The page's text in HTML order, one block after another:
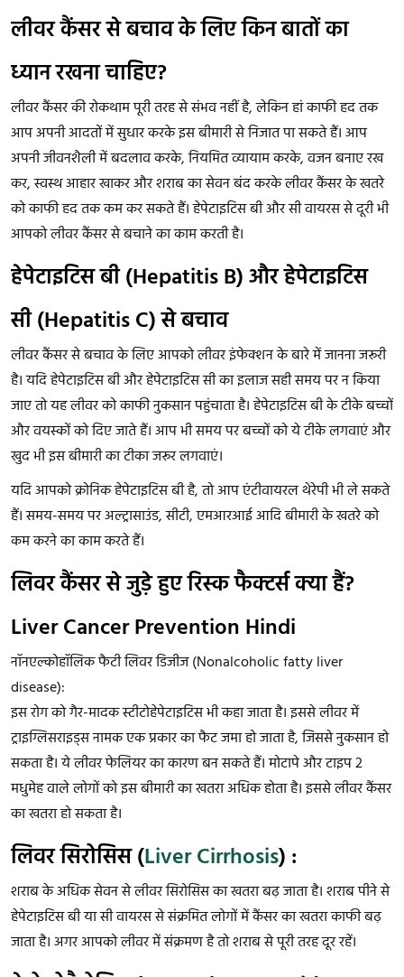
लीवर कैंसर से बचाव के लिए किन बातों का
ध्यान रखना चाहिए?
लीवर कैंसर की रोकथाम पूरी तरह से संभव नहीं है, लेकिन हां काफी हद तक
आप अपनी आदतों में सुधार करके इस बीमारी से निजात पा सकते हैं। आप
अपनी जीवनशैली में बदलाव करके, नियमित व्यायाम करके, वजन बनाए रख
कर, स्वस्थ आहार खाकर और शराब का सेवन बंद करके लीवर कैंसर के खतरे
को काफी हद तक कम कर सकते हैं। हेपेटाइटिस बी और सी वायरस से दूरी भी
आपको लीवर कैंसर से बचाने का काम करती है।
हेपेटाइटिस बी (Hepatitis B) और हेपेटाइटिस
सी (Hepatitis C) से बचाव
लीवर कैंसर से बचाव के लिए आपको लीवर इंफेक्शन के बारे में जानना जरूरी
है। यदि हेपेटाइटिस बी और हेपेटाइटिस सी का इलाज सही समय पर न किया
जाए तो यह लीवर को काफी नुकसान पहुंचाता है। हेपेटाइटिस बी के टीके बच्चों
और वयस्कों को दिए जाते हैं। आप भी समय पर बच्चों को ये टीके लगवाएं और
खुद भी इस बीमारी का टीका जरूर लगवाएं।
यदि आपको क्रोनिक हेपेटाइटिस बी है, तो आप एंटीवायरल थेरेपी भी ले सकते
हैं। समय-समय पर अल्ट्रासाउंड, सीटी, एमआरआई आदि बीमारी के खतरे को
कम करने का काम करते हैं।
लिवर कैंसर से जुड़े हुए रिस्क फैक्टर्स क्या हैं?
Liver Cancer Prevention Hindi
नॉनएल्कोहॉलिक फैटी लिवर डिजीज (Nonalcoholic fatty liver
disease):
इस रोग को गैर-मादक स्टीटोहेपेटाइटिस भी कहा जाता है। इससे लीवर में
ट्राइग्लिसराइड्स नामक एक प्रकार का फैट जमा हो जाता है, जिससे नुकसान हो
सकता है। ये लीवर फेलियर का कारण बन सकते हैं। मोटापे और टाइप 2
मधुमेह वाले लोगों को इस बीमारी का खतरा अधिक होता है। इससे लीवर कैंसर
का खतरा हो सकता है।
लिवर सिरोसिस (Liver Cirrhosis) :
शराब के अधिक सेवन से लीवर सिरोसिस का खतरा बढ़ जाता है। शराब पीने से
हेपेटाइटिस बी या सी वायरस से संक्रमित लोगों में कैंसर का खतरा काफी बढ़
जाता है। अगर आपको लीवर में संक्रमण है तो शराब से पूरी तरह दूर रहें।